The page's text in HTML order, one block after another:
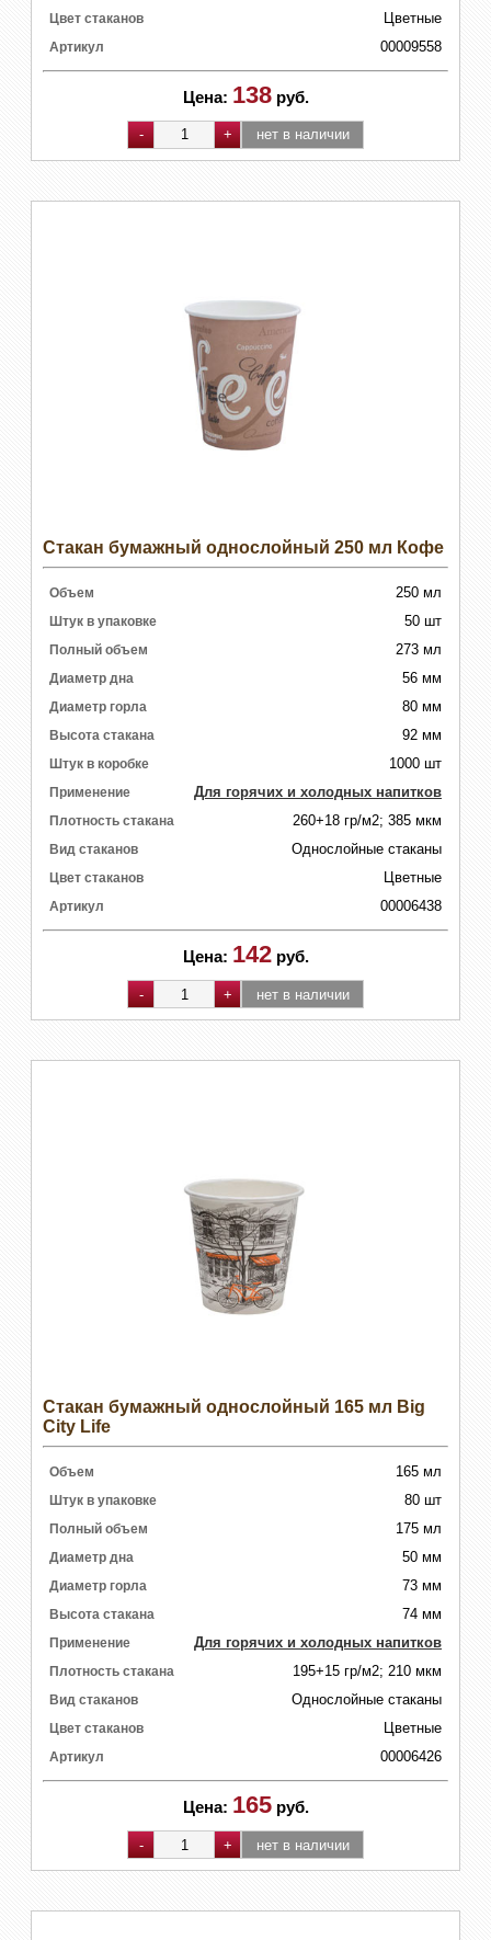
Цвет стаканов Цветные
Артикул 00009558
Цена: 138 руб.
Стакан бумажный однослойный 250 мл Кофе
Объем 250 мл
Штук в упаковке 50 шт
Полный объем 273 мл
Диаметр дна 56 мм
Диаметр горла 80 мм
Высота стакана 92 мм
Штук в коробке 1000 шт
Применение Для горячих и холодных напитков
Плотность стакана 260+18 гр/м2; 385 мкм
Вид стаканов Однослойные стаканы
Цвет стаканов Цветные
Артикул 00006438
Цена: 142 руб.
Стакан бумажный однослойный 165 мл Big
City Life
Объем 165 мл
Штук в упаковке 80 шт
Полный объем 175 мл
Диаметр дна 50 мм
Диаметр горла 73 мм
Высота стакана 74 мм
Применение Для горячих и холодных напитков
Плотность стакана 195+15 гр/м2; 210 мкм
Вид стаканов Однослойные стаканы
Цвет стаканов Цветные
Артикул 00006426
Цена: 165 руб.